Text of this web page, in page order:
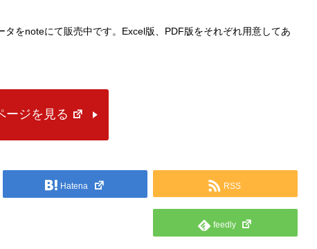
をnoteにて販売中です。Excel版、PDF版をそれぞれ用意してあ
ージを見る
Hatena RSS
feedly